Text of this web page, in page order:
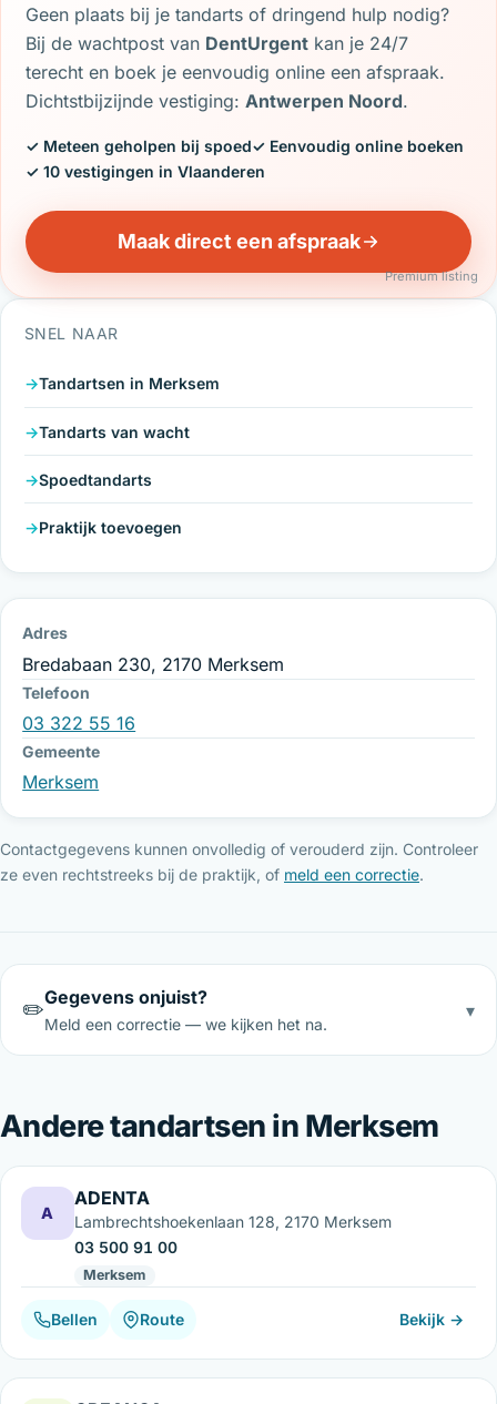
Geen plaats bij je tandarts of dringend hulp nodig?
Bij de wachtpost van DentUrgent kan je 24/7
terecht en boek je eenvoudig online een afspraak.
Dichtstbijzijnde vestiging:Antwerpen Noord.
✓ Meteen geholpen bij spoed✓ Eenvoudig online boeken
✓ 10 vestigingen in Vlaanderen
Maak direct een afspraak
Premium listing
SNEL NAAR
Tandartsen in Merksem
Tandarts van wacht
Spoedtandarts
Praktijk toevoegen
Adres
Bredabaan 230, 2170 Merksem
Telefoon
03 322 55 16
Gemeente
Merksem
Contactgegevens kunnen onvolledig of verouderd zijn. Controleer
ze even rechtstreeks bij de praktijk, of meld een correctie.
✏️Gegevens onjuist?
Meld een correctie — we kijken het na.
▾
Andere tandartsen in Merksem
A
ADENTA
Lambrechtshoekenlaan 128, 2170 Merksem
03 500 91 00
Merksem
Bellen Route Bekijk →